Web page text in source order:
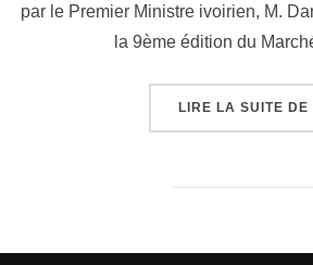
par le Premier Ministre ivoirien, M.
la 9ème édition du
LIRE LA SUITE DE